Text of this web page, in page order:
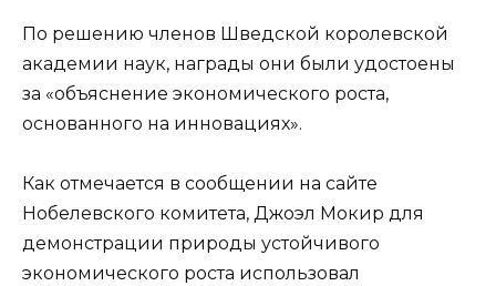
По решению членов Шведской королевской
академии наук, награды они были удостоены
за «объяснение экономического роста,
основанного на инновациях».
Как отмечается в сообщении на сайте
Нобелевского комитета, Джоэл Мокир для
демонстрации природы устойчивого
экономического роста использовал